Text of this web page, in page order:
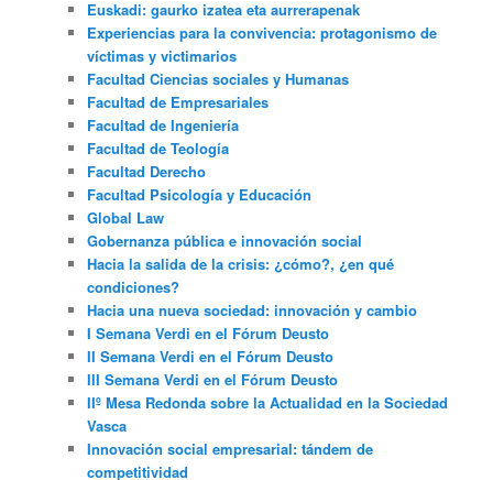
Euskadi: gaurko izatea eta aurrerapenak
Experiencias para la convivencia: protagonismo de
víctimas y victimarios
Facultad Ciencias sociales y Humanas
Facultad de Empresariales
Facultad de Ingeniería
Facultad de Teología
Facultad Derecho
Facultad Psicología y Educación
Global Law
Gobernanza pública e innovación social
Hacia la salida de la crisis: ¿cómo?, ¿en qué
condiciones?
Hacia una nueva sociedad: innovación y cambio
I Semana Verdi en el Fórum Deusto
II Semana Verdi en el Fórum Deusto
III Semana Verdi en el Fórum Deusto
IIº Mesa Redonda sobre la Actualidad en la Sociedad
Vasca
Innovación social empresarial: tándem de
competitividad